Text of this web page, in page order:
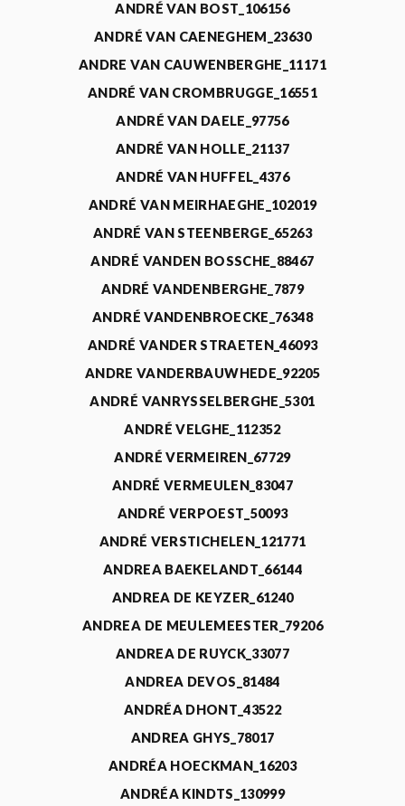
ANDRÉ VAN BOST_106156
ANDRÉ VAN CAENEGHEM_23630
ANDRE VAN CAUWENBERGHE_11171
ANDRÉ VAN CROMBRUGGE_16551
ANDRÉ VAN DAELE_97756
ANDRÉ VAN HOLLE_21137
ANDRÉ VAN HUFFEL_4376
ANDRÉ VAN MEIRHAEGHE_102019
ANDRÉ VAN STEENBERGE_65263
ANDRÉ VANDEN BOSSCHE_88467
ANDRÉ VANDENBERGHE_7879
ANDRÉ VANDENBROECKE_76348
ANDRÉ VANDER STRAETEN_46093
ANDRE VANDERBAUWHEDE_92205
ANDRÉ VANRYSSELBERGHE_5301
ANDRÉ VELGHE_112352
ANDRÉ VERMEIREN_67729
ANDRÉ VERMEULEN_83047
ANDRÉ VERPOEST_50093
ANDRÉ VERSTICHELEN_121771
ANDREA BAEKELANDT_66144
ANDREA DE KEYZER_61240
ANDREA DE MEULEMEESTER_79206
ANDREA DE RUYCK_33077
ANDREA DEVOS_81484
ANDRÉA DHONT_43522
ANDREA GHYS_78017
ANDRÉA HOECKMAN_16203
ANDRÉA KINDTS_130999